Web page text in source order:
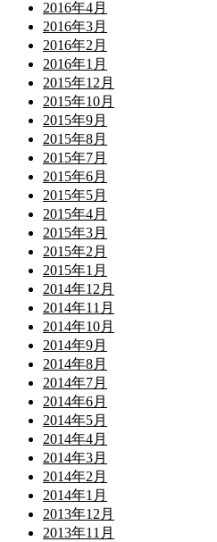
2016年4月
2016年3月
2016年2月
2016年1月
2015年12月
2015年10月
2015年9月
2015年8月
2015年7月
2015年6月
2015年5月
2015年4月
2015年3月
2015年2月
2015年1月
2014年12月
2014年11月
2014年10月
2014年9月
2014年8月
2014年7月
2014年6月
2014年5月
2014年4月
2014年3月
2014年2月
2014年1月
2013年12月
2013年11月